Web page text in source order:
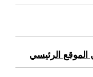
الرئيسي